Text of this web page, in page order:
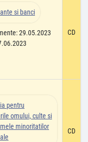
si banci
29.05.2023
CD
pentru
omului, culte si
minoritatilor
CD